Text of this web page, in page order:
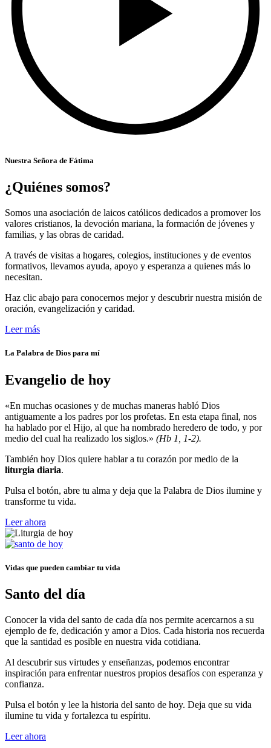
Nuestra Señora de Fátima
¿Quiénes somos?
Somos una asociación de laicos católicos dedicados a promover los
valores cristianos, la devoción mariana, la formación de jóvenes y
familias, y las obras de caridad.
A través de visitas a hogares, colegios, instituciones y de eventos
formativos, llevamos ayuda, apoyo y esperanza a quienes más lo
necesitan.
Haz clic abajo para conocernos mejor y descubrir nuestra misión de
oración, evangelización y caridad.
Leer más
La Palabra de Dios para mí
Evangelio de hoy
«En muchas ocasiones y de muchas maneras habló Dios
antiguamente a los padres por los profetas. En esta etapa final, nos
ha hablado por el Hijo, al que ha nombrado heredero de todo, y por
medio del cual ha realizado los siglos.» (Hb 1, 1-2).
También hoy Dios quiere hablar a tu corazón por medio de la
liturgia diaria.
Pulsa el botón, abre tu alma y deja que la Palabra de Dios ilumine y
transforme tu vida.
Leer ahora
Vidas que pueden cambiar tu vida
Santo del día
Conocer la vida del santo de cada día nos permite acercarnos a su
ejemplo de fe, dedicación y amor a Dios. Cada historia nos recuerda
que la santidad es posible en nuestra vida cotidiana.
Al descubrir sus virtudes y enseñanzas, podemos encontrar
inspiración para enfrentar nuestros propios desafíos con esperanza y
confianza.
Pulsa el botón y lee la historia del santo de hoy. Deja que su vida
ilumine tu vida y fortalezca tu espíritu.
Leer ahora